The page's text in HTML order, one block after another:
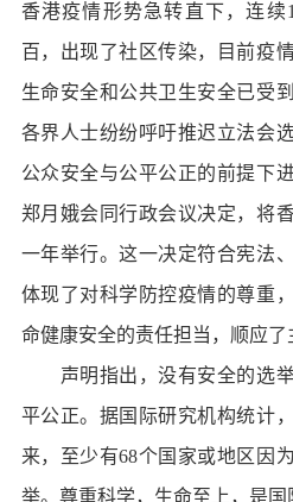
香港疫情形势急转直下，连
百，出现了社区传染，目前疫
生命安全和公共卫生安全已受
各界人士纷纷呼吁推迟立法会
公众安全与公平公正的前提下
郑月娥会同行政会议决定，将
一年举行。这一决定符合宪法
体现了对科学防控疫情的尊重
命健康安全的责任担当，顺应了
声明指出，没有安全的选举
平公正。据国际研究机构统计
来，至少有68个国家或地区因
举。尊重科学，生命至上，是国